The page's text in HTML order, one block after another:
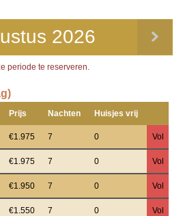
2026
periode te reserveren.
Prijs Nachten Huisjes vrij
€1.975 7 0 Vol
€1.975 7 0 Vol
€1.950 7 0 Vol
€1.550 7 0 Vol